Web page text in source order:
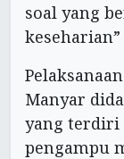
soal yang
Manyar
yang terdiri
pengampu